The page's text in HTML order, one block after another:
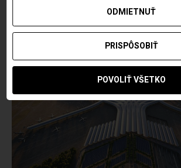
autorDominika Knoteková 28.
ODMIETNUŤ
PRISPÔSOBIŤ
POVOLIŤ VŠETKO